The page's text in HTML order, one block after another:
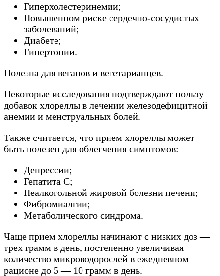
Гиперхолестеринемии;
Повышенном риске сердечно-сосудистых
заболеваний;
Диабете;
Гипертонии.
Полезна для веганов и вегетарианцев.
Некоторые исследования подтверждают пользу
добавок хлореллы в лечении железодефицитной
анемии и менструальных болей.
Также считается, что прием хлореллы может
быть полезен для облегчения симптомов:
Депрессии;
Гепатита С;
Неалкогольной жировой болезни печени;
Фибромиалгии;
Метаболического синдрома.
Чаще прием хлореллы начинают с низких доз —
трех грамм в день, постепенно увеличивая
количество микроводорослей в ежедневном
рационе до 5 — 10 грамм в день.